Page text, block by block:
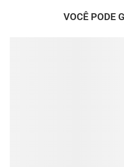
VOCÊ PODE